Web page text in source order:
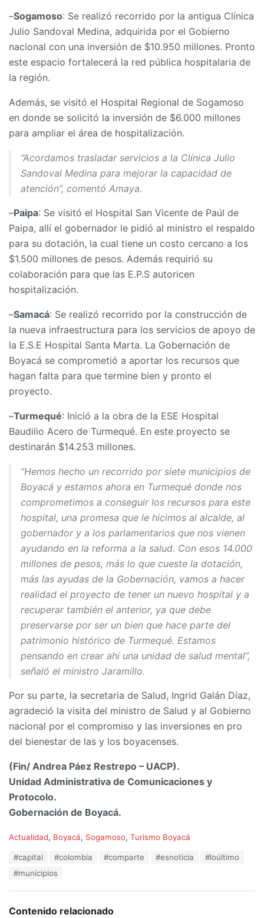
–Sogamoso: Se realizó recorrido por la antigua Clínica
Julio Sandoval Medina, adquirida por el Gobierno
nacional con una inversión de $10.950 millones. Pronto
este espacio fortalecerá la red pública hospitalaria de
la región.
Además, se visitó el Hospital Regional de Sogamoso
en donde se solicitó la inversión de $6.000 millones
para ampliar el área de hospitalización.
“Acordamos trasladar servicios a la Clínica Julio
Sandoval Medina para mejorar la capacidad de
atención”, comentó Amaya.
–Paipa: Se visitó el Hospital San Vicente de Paúl de
Paipa, allí el gobernador le pidió al ministro el respaldo
para su dotación, la cual tiene un costo cercano a los
$1.500 millones de pesos. Además requirió su
colaboración para que las E.P.S autoricen
hospitalización.
–Samacá: Se realizó recorrido por la construcción de
la nueva infraestructura para los servicios de apoyo de
la E.S.E Hospital Santa Marta. La Gobernación de
Boyacá se comprometió a aportar los recursos que
hagan falta para que termine bien y pronto el
proyecto.
–Turmequé: Inició a la obra de la ESE Hospital
Baudilio Acero de Turmequé. En este proyecto se
destinarán $14.253 millones.
“Hemos hecho un recorrido por siete municipios de
Boyacá y estamos ahora en Turmequé donde nos
comprometimos a conseguir los recursos para este
hospital, una promesa que le hicimos al alcalde, al
gobernador y a los parlamentarios que nos vienen
ayudando en la reforma a la salud. Con esos 14.000
millones de pesos, más lo que cueste la dotación,
más las ayudas de la Gobernación, vamos a hacer
realidad el proyecto de tener un nuevo hospital y a
recuperar también el anterior, ya que debe
preservarse por ser un bien que hace parte del
patrimonio histórico de Turmequé. Estamos
pensando en crear ahí una unidad de salud mental”,
señaló el ministro Jaramillo.
Por su parte, la secretaria de Salud, Ingrid Galán Díaz,
agradeció la visita del ministro de Salud y al Gobierno
nacional por el compromiso y las inversiones en pro
del bienestar de las y los boyacenses.
(Fin/ Andrea Páez Restrepo – UACP).
Unidad Administrativa de Comunicaciones y
Protocolo.
Gobernación de Boyacá.
C
i
Actualidad, Boyacá, Sogamoso, Turismo Boyacá
#capital #colombia #comparte #esnoticia
#loúltimo
#municipios
Contenido relacionado